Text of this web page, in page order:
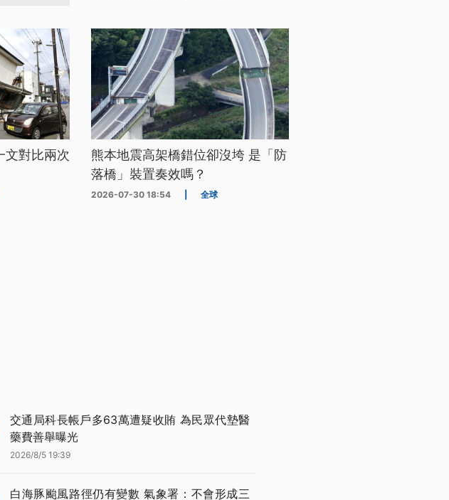
文對比兩次
熊本地震高架橋錯位卻沒垮 是「防
落橋」裝置奏效嗎？
2026-07-30 18:54 全球
交通局科長帳戶多63萬遭疑收賄 為民眾代墊醫
藥費善舉曝光
2026/8/5 19:39
白海豚颱風路徑仍有變數 氣象署：不會形成三